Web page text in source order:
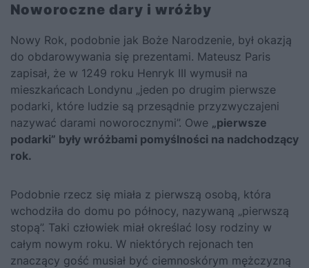
Noworoczne dary i wróżby
Nowy Rok, podobnie jak Boże Narodzenie, był okazją
do obdarowywania się prezentami. Mateusz Paris
zapisał, że w 1249 roku Henryk III wymusił na
mieszkańcach Londynu „jeden po drugim pierwsze
podarki, które ludzie są przesądnie przyzwyczajeni
nazywać darami noworocznymi”. Owe „pierwsze
podarki” były wróżbami pomyślności na nadchodzący
rok.
Podobnie rzecz się miała z pierwszą osobą, która
wchodziła do domu po północy, nazywaną „pierwszą
stopą”. Taki człowiek miał określać losy rodziny w
całym nowym roku. W niektórych rejonach ten
znaczący gość musiał być ciemnoskórym mężczyzną